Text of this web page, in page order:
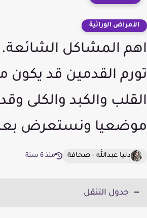
الأمراض الوراثية
اهم المشاكل
تورم القدمين قد يكون
القلب والكبد والكلى
موضعيا ونستعرض
دنيا عبدالله - صحافة منذ 6 سنة
جدول التنقل